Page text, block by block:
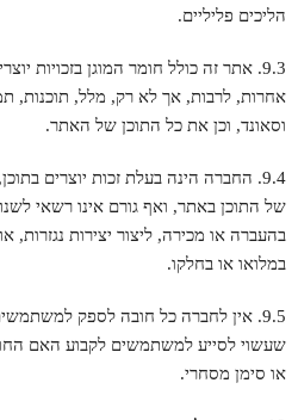
הליכים פליליים.
9.3. אתר זה כולל חומר המוגן בזכויות
אחרות, לרבות, אך לא רק, מלל, תוכנות,
וסאונד, וכן את כל התוכן של האתר.
9.4. החברה הינה בעלת זכות יוצרים
של התוכן באתר, ואף גורם אינו רשאי
בהעברה או מכירה, ליצור יצירות נגזרות,
במלואו או בחלקו.
9.5. אין לחברה כל חובה לספק
שעשוי לסייע למשתמשים לקבוע האם
או סימן מסחרי.